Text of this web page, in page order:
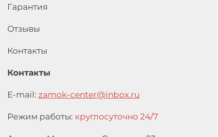
Гарантия
Отзывы
Контакты
Контакты
E-mail: zamok-center@inbox.ru
Режим работы: круглосуточно 24/7